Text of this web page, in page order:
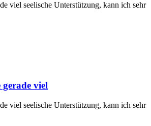
viel seelische Unterstützung, kann ich sehr
viel
viel seelische Unterstützung, kann ich sehr